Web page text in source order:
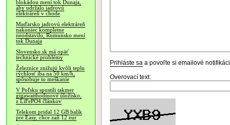
blokádou mení tok Dunaja,
aby udržalo jadrovú
elektráreň v chode
Maďarsko jadrovú elektráreň
nakoniec kompletne
neodstavilo, Rumunsko mení
tok Dunaja
Slovensko.sk má opäť
technické problémy
Železnice znižujú kvôli teplu
rýchlosť iba na 50 km/h,
spôsobuje to meškanie
V Poľsku spustili takmer
gigawatthodinové úložisko,
z LiFePO4 článkov
Telekom pridal 12 GB balík
pre Easy, chce zaň 12 eur
Prihláste sa a povoľte si emailové
Overovací text: